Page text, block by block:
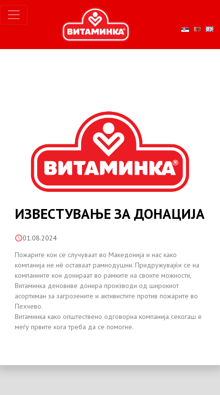
ИЗВЕСТУВАЊЕ ЗА ДОНАЦИЈА
01.08.2024
Пожарите кои се случуваат во Македонија и нас како
компанија не нѐ оставаат рамнодушни. Придружувајќи се на
компаниите кои донираат во рамките на своите можности,
Витаминка деновиве донира производи од широкиот
асортиман за загрозените и активистите против пожарите во
Пехчево.
Витаминка како општествено одговорна компанија секогаш е
меѓу првите кога треба да се помогне.